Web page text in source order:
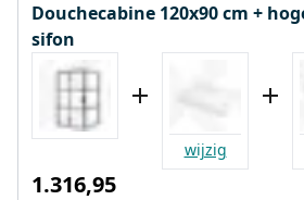
Douchecabine 120x90 cm +
sifon
wijzig
1.316,95